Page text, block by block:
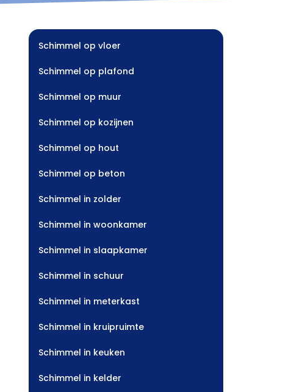
Schimmel op vloer
Schimmel op plafond
Schimmel op muur
Schimmel op kozijnen
Schimmel op hout
Schimmel op beton
Schimmel in zolder
Schimmel in woonkamer
Schimmel in slaapkamer
Schimmel in schuur
Schimmel in meterkast
Schimmel in kruipruimte
Schimmel in keuken
Schimmel in kelder